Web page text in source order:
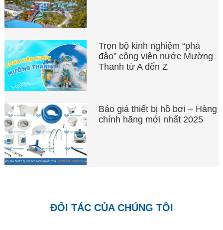
Trọn bộ kinh nghiệm “phá
đảo” công viên nước Mường
Thanh từ A đến Z
Báo giá thiết bị hồ bơi – Hàng
chính hãng mới nhất 2025
ĐỐI TÁC CỦA CHÚNG TÔI